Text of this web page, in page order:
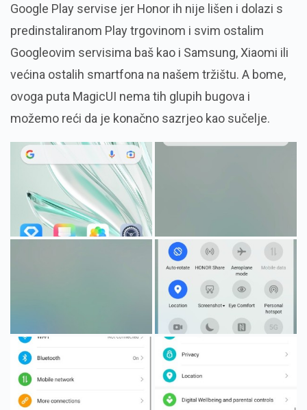
Google Play servise jer Honor ih nije lišen i dolazi s
predinstaliranom Play trgovinom i svim ostalim
Googleovim servisima baš kao i Samsung, Xiaomi ili
većina ostalih smartfona na našem tržištu. A bome,
ovoga puta MagicUI nema tih glupih bugova i
možemo reći da je konačno sazrjeo kao sučelje.